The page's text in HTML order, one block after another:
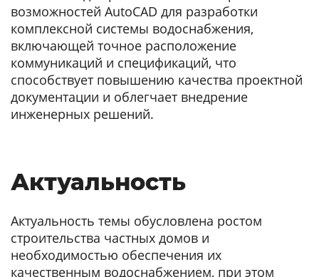
возможностей AutoCAD для разработки
комплексной системы водоснабжения,
включающей точное расположение
коммуникаций и спецификаций, что
способствует повышению качества проектной
документации и облегчает внедрение
инженерных решений.
Актуальность
Актуальность темы обусловлена ростом
строительства частных домов и
необходимостью обеспечения их
качественным водоснабжением, при этом